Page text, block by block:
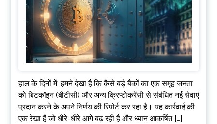
हाल के दिनों में, हमने देखा है कि कैसे बड़े बैंकों का एक समूह जनता
को बिटकॉइन (बीटीसी) और अन्य क्रिप्टोकरेंसी से संबंधित नई सेवाएं
प्रदान करने के अपने निर्णय की रिपोर्ट कर रहा है। यह कार्रवाई की
एक रेखा है जो धीरे-धीरे आगे बढ़ रही है और ध्यान आकर्षित […]